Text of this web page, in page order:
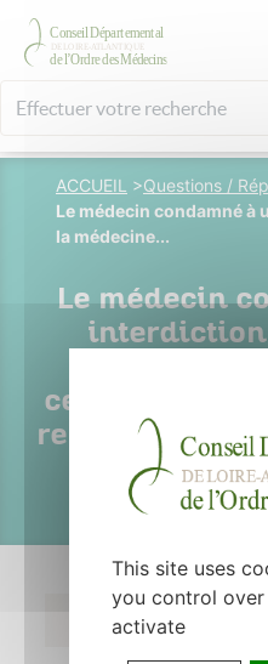
ACCUEIL >Questions /
Le médecin condamné
la médecine...
Le médecin
certaine
remplacer
19 octobre 2007
This site uses
you control
activate